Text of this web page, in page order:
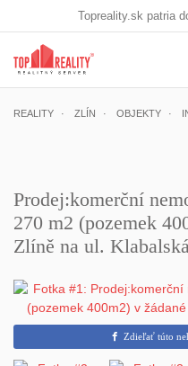
Topreality.sk patria
REALITY ZLÍN OBJEKTY
Prodej:komerční
270 m2 (pozemek
Zlíně na ul.
Zdieľať túto